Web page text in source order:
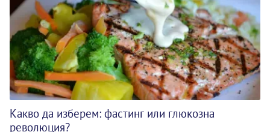
Какво да изберем: фастинг или глюкозна
революция?